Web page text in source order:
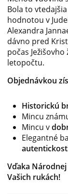
Bola to
hodnotou v
Alexandra
dávno pred
počas
letopočtu.
Objednávkou
Historickú
Mincu
Mincu v
Elegantné
Vďaka
Vašich rukách!